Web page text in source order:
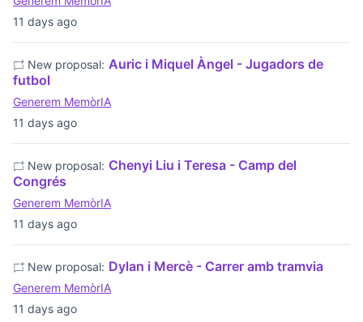
11 days ago
11 days ago
New proposal: Auric i Miquel Àngel - Jugadors de
futbol
Generem MemòrIA
11 days ago
New proposal: Chenyi Liu i Teresa - Camp del
Congrés
Generem MemòrIA
11 days ago
New proposal: Dylan i Mercè - Carrer amb tramvia
Generem MemòrIA